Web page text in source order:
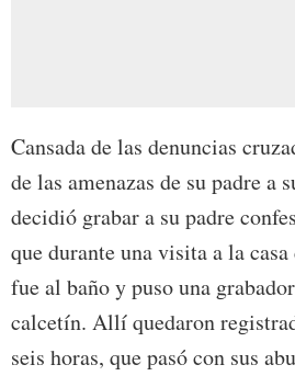
Cansada de las denuncias
de las amenazas de su padre a
decidió grabar a su padre
que durante una visita a la
fue al baño y puso una
calcetín. Allí quedaron
seis horas, que pasó con sus